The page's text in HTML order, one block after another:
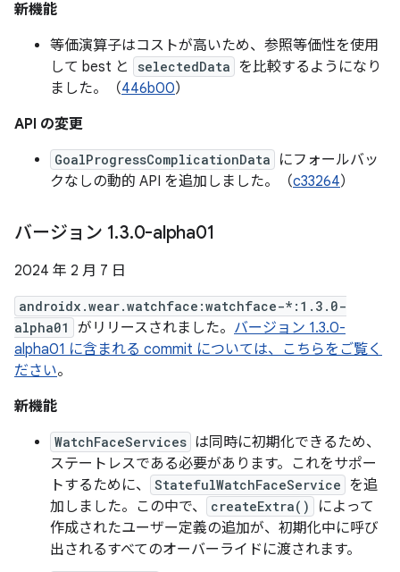
新機能
等価演算子はコストが高いため、参照等価性を使用
して best と
selectedData を比較するようになり
ました。（446b00）
API の変更
GoalProgressComplicationData
にフォールバッ
クなしの動的 API を追加しました。（c33264）
バージョン 1.3.0-alpha01
2024 年 2 月 7 日
androidx.wear.watchface:watchface-*:1.3.0-
alpha01
がリリースされました。 バージョン 1.3.0-
alpha01 に含まれる commit については、こちらをご覧く
ださい。
新機能
WatchFaceServices は同時に初期化できるため、
ステートレスである必要があります。これをサポー
トするために、
StatefulWatchFaceService を追
加しました。この中で、
createExtra()
によって
作成されたユーザー定義の追加が、初期化中に呼び
出されるすべてのオーバーライドに渡されます。